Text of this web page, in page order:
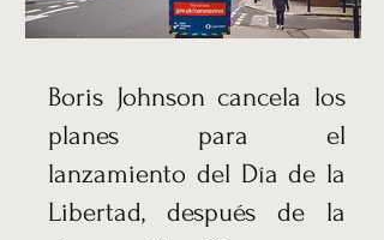
Boris Johnson cancela los
planes para el
lanzamiento del Día de la
Libertad, después de la